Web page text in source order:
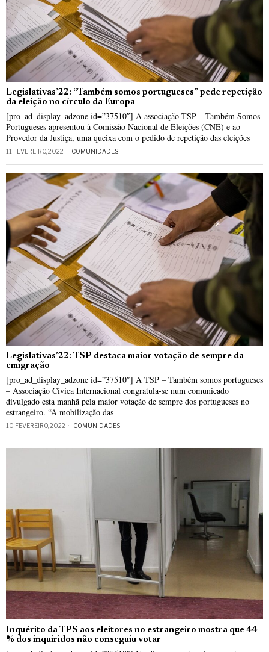
Legislativas’22: “Também somos portugueses” pede repetição
da eleição no círculo da Europa
[pro_ad_display_adzone id=”37510″] A associação TSP – Também Somos
Portugueses apresentou à Comissão Nacional de Eleições (CNE) e ao
Provedor da Justiça, uma queixa com o pedido de repetição das eleições
11 FEVEREIRO, 2022 COMUNIDADES
Legislativas’22: TSP destaca maior votação de sempre da
emigração
[pro_ad_display_adzone id=”37510″] A TSP – Também somos portugueses
– Associação Cívica Internacional congratula-se num comunicado
divulgado esta manhã pela maior votação de sempre dos portugueses no
estrangeiro. “A mobilização das
10 FEVEREIRO, 2022 COMUNIDADES
Inquérito da TPS aos eleitores no estrangeiro mostra que 44
% dos inquiridos não conseguiu votar